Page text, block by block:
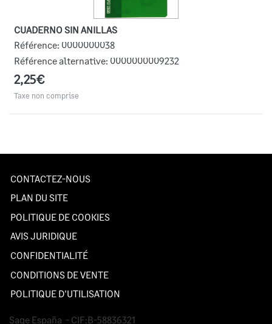
CUADERNO SIN ANILLAS
Référence: 0000000038
Référence alternative: 0000000009232
2,25€
Taxe non comprise
CONTACTEZ-NOUS
PLAN DU SITE
POLITIQUE DE COOKIES
AVIS JURIDIQUE
CONFIDENTIALITÉ
CONDITIONS DE VENTE
POLITIQUE D'UTILISATION
Sage España - CIF:B-58836321